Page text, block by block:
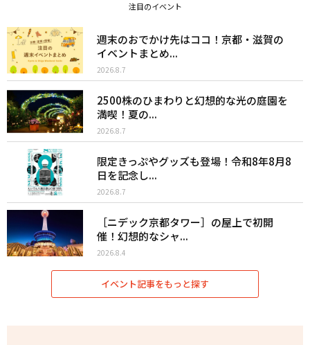
注目のイベント
週末のおでかけ先はココ！京都・滋賀の
イベントまとめ...
2026.8.7
2500株のひまわりと幻想的な光の庭園を
満喫！夏の...
2026.8.7
限定きっぷやグッズも登場！令和8年8月8
日を記念し...
2026.8.7
［ニデック京都タワー］の屋上で初開
催！幻想的なシャ...
2026.8.4
イベント記事をもっと探す